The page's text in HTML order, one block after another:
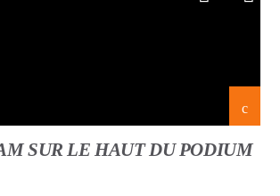
SUR LE HAUT DU PODIUM